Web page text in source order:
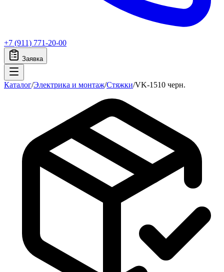
+7 (911) 771-20-00
Заявка
Каталог/Электрика и монтаж/Стяжки/VK-1510 черн.